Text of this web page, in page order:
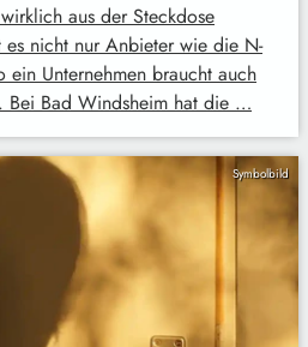
aus der Steckdose
es nicht nur Anbieter wie die N-
ein Unternehmen braucht auch
Bei Bad Windsheim hat die …
Symbolbild